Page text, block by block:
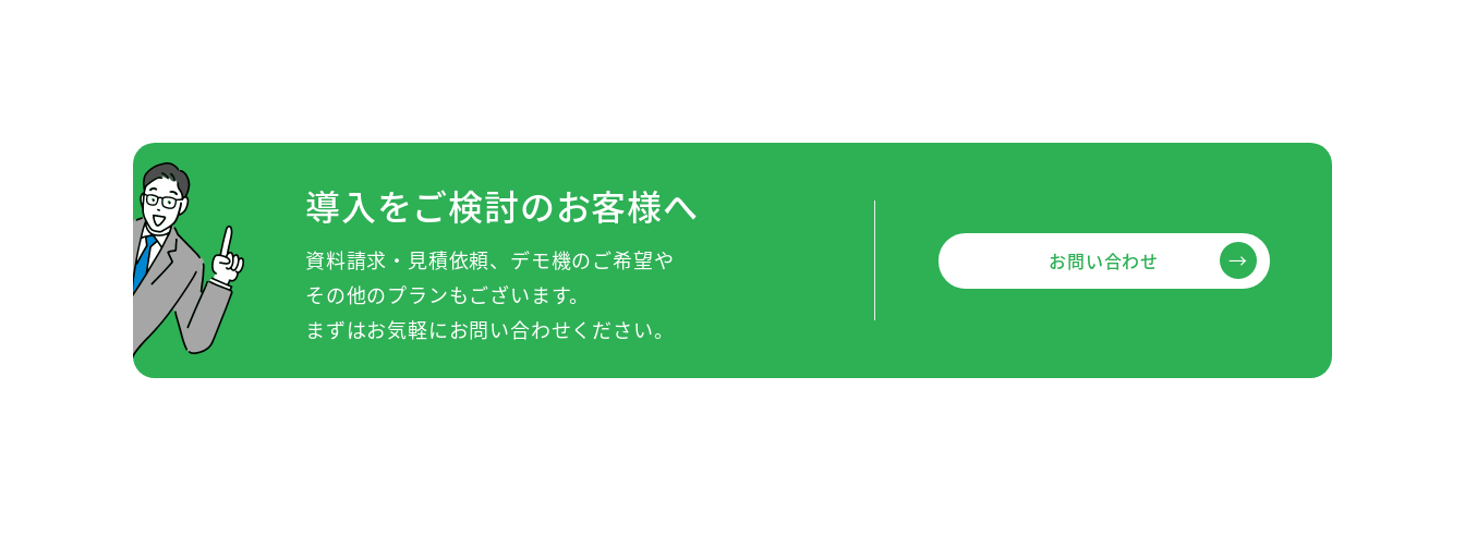
導入をご検討のお客様へ
資料請求・見積依頼、デモ機のご希望や
その他のプランもございます。
まずはお気軽にお問い合わせください。
お問い合わせ →